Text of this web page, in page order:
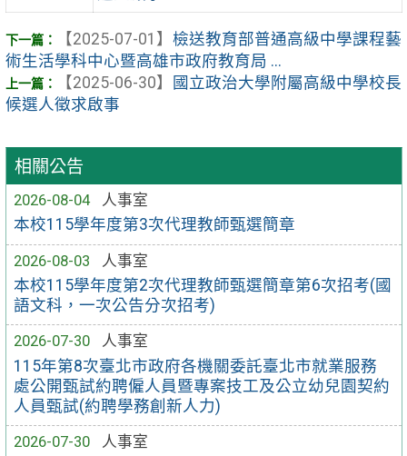
相關公告
2026-08-04
人事室
本校115學年度第3次代理教師甄選簡章
2026-08-03
人事室
本校115學年度第2次代理教師甄選簡章第6次招考(國
語文科，一次公告分次招考)
2026-07-30
人事室
115年第8次臺北市政府各機關委託臺北市就業服務
處公開甄試約聘僱人員暨專案技工及公立幼兒園契約
人員甄試(約聘學務創新人力)
2026-07-30
人事室
【2025-07-01】 檢送教育部普通高級中學課程藝
術生活學科中心暨高雄市政府教育局 ...
【2025-06-30】
國立政治大學附屬高級中學校長
候選人徵求啟事